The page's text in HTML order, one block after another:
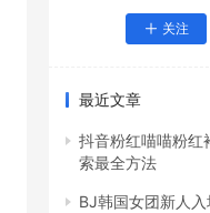
关注
最近文章
抖音粉红喵喵粉红
索最全方法
BJ韩国女团新人